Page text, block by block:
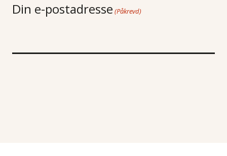
Din e-postadresse (Påkrevd)